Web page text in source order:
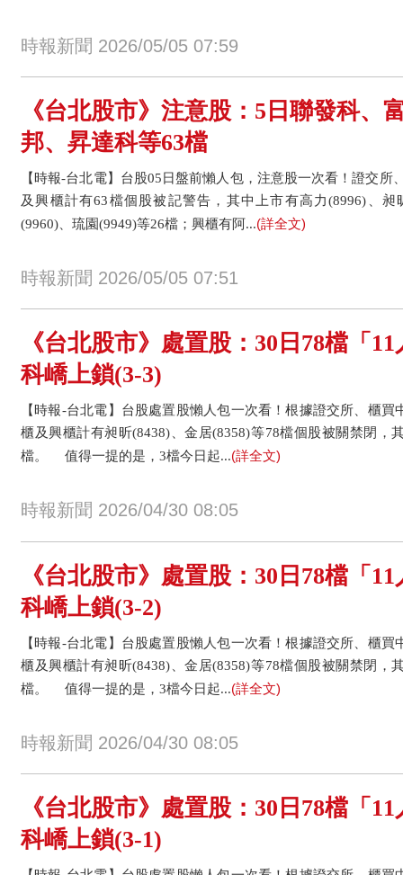
時報新聞 2026/05/05 07:59
《台北股市》注意股：5日聯發科、
邦、昇達科等63檔
【時報-台北電】台股05日盤前懶人包，注意股一次看！證交所
及興櫃計有63檔個股被記警告，其中上市有高力(8996)、昶
(9960)、琉園(9949)等26檔；興櫃有阿...(詳全文)
時報新聞 2026/05/05 07:51
《台北股市》處置股：30日78檔「
科嶠上鎖(3-3)
【時報-台北電】台股處置股懶人包一次看！根據證交所、櫃
櫃及興櫃計有昶昕(8438)、金居(8358)等78檔個股被關禁閉，
檔。 值得一提的是，3檔今日起...(詳全文)
時報新聞 2026/04/30 08:05
《台北股市》處置股：30日78檔「
科嶠上鎖(3-2)
【時報-台北電】台股處置股懶人包一次看！根據證交所、櫃
櫃及興櫃計有昶昕(8438)、金居(8358)等78檔個股被關禁閉，
檔。 值得一提的是，3檔今日起...(詳全文)
時報新聞 2026/04/30 08:05
《台北股市》處置股：30日78檔「
科嶠上鎖(3-1)